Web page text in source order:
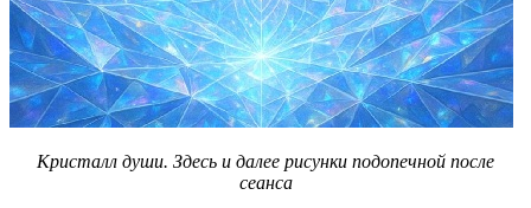
Кристалл души. Здесь и далее рисунки подопечной после
сеанса